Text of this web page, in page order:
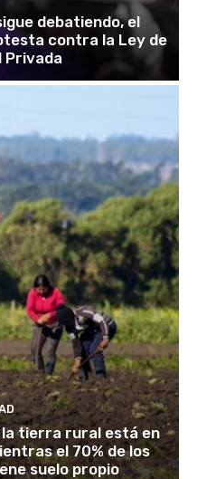
debatiendo, el
contra la Ley de
Privada
la tierra rural está en
el 70% de los
suelo propio